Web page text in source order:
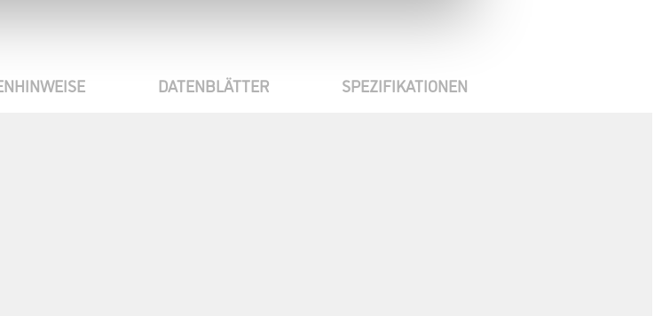
DATENBLÄTTER SPEZIFIKATIONEN